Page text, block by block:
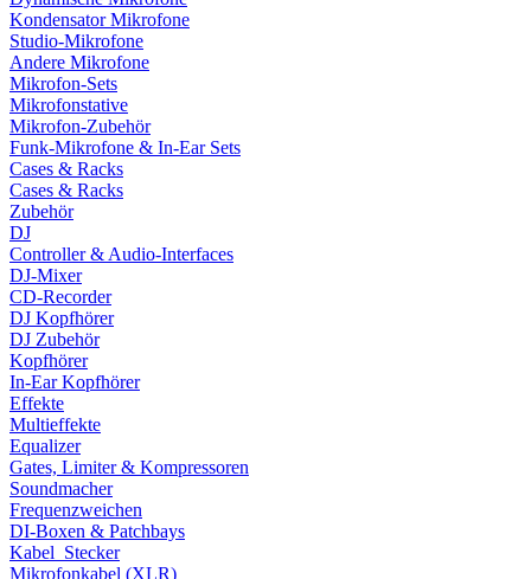
Kondensator Mikrofone
Studio-Mikrofone
Andere Mikrofone
Mikrofon-Sets
Mikrofonstative
Mikrofon-Zubehör
Funk-Mikrofone & In-Ear Sets
Cases & Racks
Cases & Racks
Zubehör
DJ
Controller & Audio-Interfaces
DJ-Mixer
CD-Recorder
DJ Kopfhörer
DJ Zubehör
Kopfhörer
In-Ear Kopfhörer
Effekte
Multieffekte
Equalizer
Gates, Limiter & Kompressoren
Soundmacher
Frequenzweichen
DI-Boxen & Patchbays
Kabel_Stecker
Mikrofonkabel (XLR)